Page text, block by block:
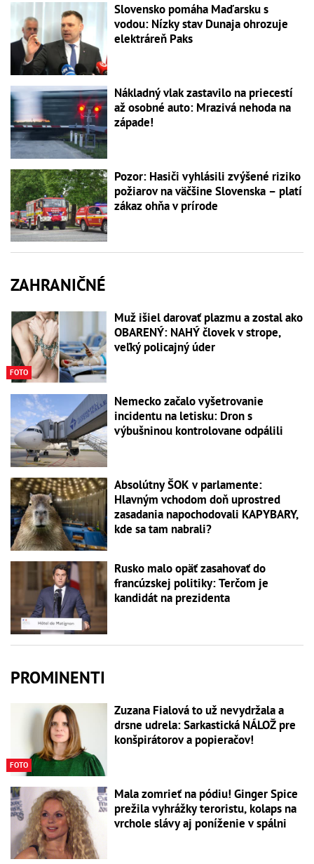
Slovensko pomáha Maďarsku s
vodou: Nízky stav Dunaja ohrozuje
elektráreň Paks
Nákladný vlak zastavilo na priecestí
až osobné auto: Mrazivá nehoda na
západe!
Pozor: Hasiči vyhlásili zvýšené riziko
požiarov na väčšine Slovenska – platí
zákaz ohňa v prírode
ZAHRANIČNÉ
FOTO
Muž išiel darovať plazmu a zostal ako
OBARENÝ: NAHÝ človek v strope,
veľký policajný úder
Nemecko začalo vyšetrovanie
incidentu na letisku: Dron s
výbušninou kontrolovane odpálili
Absolútny ŠOK v parlamente:
Hlavným vchodom doň uprostred
zasadania napochodovali KAPYBARY,
kde sa tam nabrali?
Rusko malo opäť zasahovať do
francúzskej politiky: Terčom je
kandidát na prezidenta
PROMINENTI
FOTO
Zuzana Fialová to už nevydržala a
drsne udrela: Sarkastická NÁLOŽ pre
konšpirátorov a popieračov!
Mala zomrieť na pódiu! Ginger Spice
prežila vyhrážky teroristu, kolaps na
vrchole slávy aj poníženie v spálni